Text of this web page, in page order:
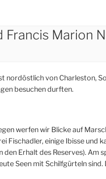
Francis Marion
nordöstlich von Charleston,
besuchen durften.
werfen wir Blicke auf
Fischadler, einige Ibisse und
Erhalt des Reserves).
Seen mit Schilfgürteln